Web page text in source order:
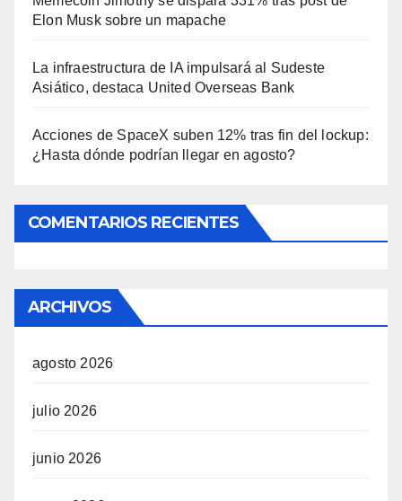
Elon Musk sobre un mapache
La infraestructura de IA impulsará al Sudeste
Asiático, destaca United Overseas Bank
Acciones de SpaceX suben 12% tras fin del lockup:
¿Hasta dónde podrían llegar en agosto?
COMENTARIOS RECIENTES
ARCHIVOS
agosto 2026
julio 2026
junio 2026